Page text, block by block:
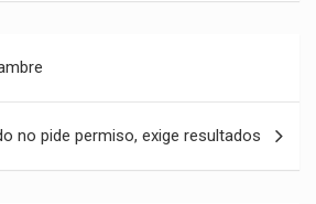
no pide permiso, exige resultados